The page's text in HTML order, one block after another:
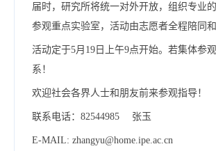
届时，研究所将统一对外开放，组织专业
参观重点实验室，活动由志愿者全程陪同
活动定于5月19日上午9点开始。若集体参
系！
欢迎社会各界人士和朋友前来参观指导！
联系电话：82544985 张玉
E-MAIL: zhangyu@home.ipe.ac.cn